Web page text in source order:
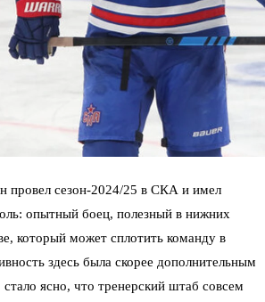
провел сезон-2024/25 в СКА и имел
опытный боец, полезный в нижних
который может сплотить команду в
здесь была скорее дополнительным
ясно, что тренерский штаб совсем